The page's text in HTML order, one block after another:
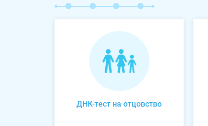
ДНК-тест на отцовство